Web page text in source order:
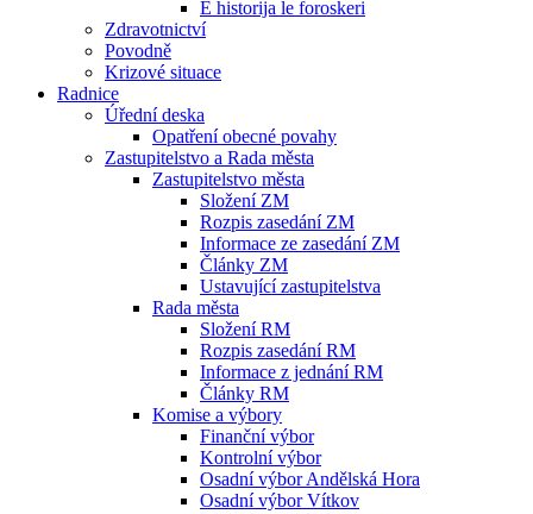
E historija le foroskeri
Zdravotnictví
Povodně
Krizové situace
Radnice
Úřední deska
Opatření obecné povahy
Zastupitelstvo a Rada města
Zastupitelstvo města
Složení ZM
Rozpis zasedání ZM
Informace ze zasedání ZM
Články ZM
Ustavující zastupitelstva
Rada města
Složení RM
Rozpis zasedání RM
Informace z jednání RM
Články RM
Komise a výbory
Finanční výbor
Kontrolní výbor
Osadní výbor Andělská Hora
Osadní výbor Vítkov